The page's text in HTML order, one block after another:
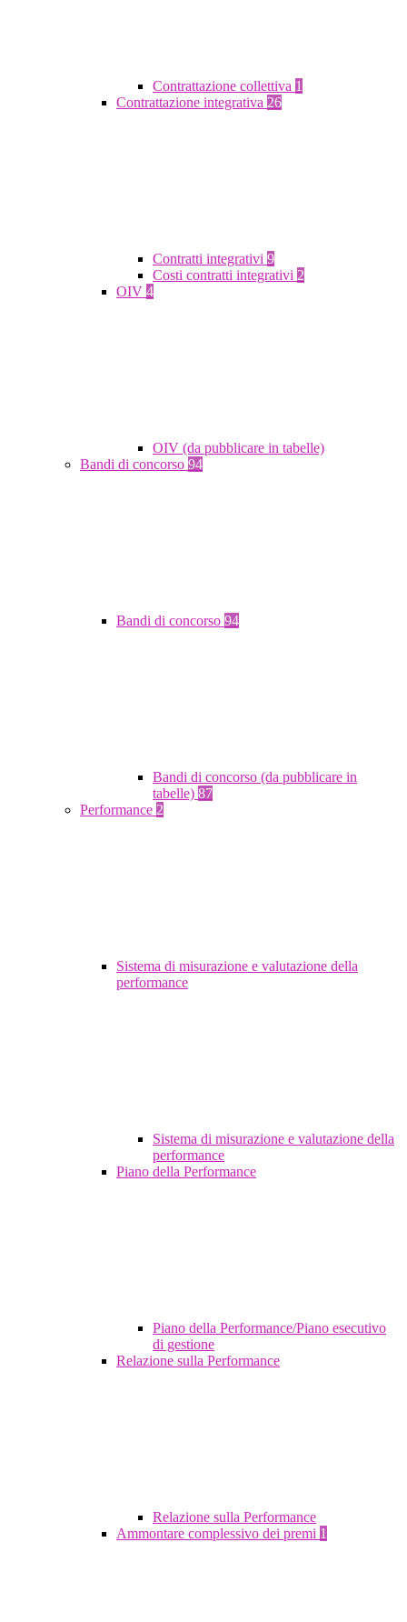
Contrattazione collettiva 1
Contrattazione integrativa 26
Contratti integrativi 9
Costi contratti integrativi 2
OIV 4
OIV (da pubblicare in tabelle)
Bandi di concorso 94
Bandi di concorso 94
Bandi di concorso (da pubblicare in
tabelle) 87
Performance 2
Sistema di misurazione e valutazione della
performance
Sistema di misurazione e valutazione della
performance
Piano della Performance
Piano della Performance/Piano esecutivo
di gestione
Relazione sulla Performance
Relazione sulla Performance
Ammontare complessivo dei premi 1